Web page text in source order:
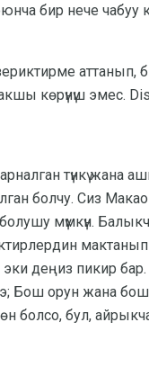
бир нече чабуу
аттанып,
көрүнүш эмес.
түнкү жана
болчу. Сиз
мүмкүн.
деңиз пикир
Бош орун жана
болсо, бул,